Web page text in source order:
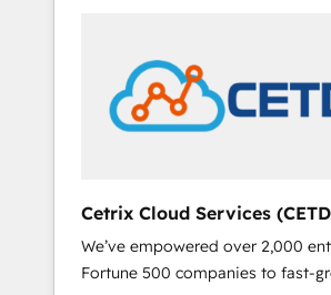
Cetrix Cloud Services
We’ve empowered over 2,000
Fortune 500 companies to fast-